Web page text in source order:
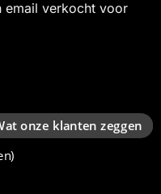
email verkocht voor
onze klanten zeggen